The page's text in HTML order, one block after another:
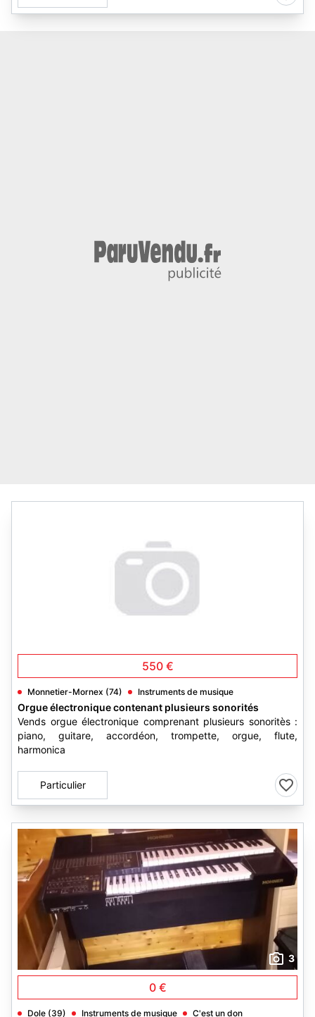
550 €
Monnetier-Mornex (74) Instruments de musique
Orgue électronique contenant plusieurs sonorités
Vends orgue électronique comprenant plusieurs sonoritès :
piano, guitare, accordéon, trompette, orgue, flute,
harmonica
Particulier
3
0 €
Dole (39) Instruments de musique C'est un don